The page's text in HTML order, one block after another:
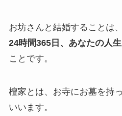
お坊さんと結婚することは、
24時間365日、あなたの人
ことです。
檀家 とは、お寺にお墓を持
いいます。